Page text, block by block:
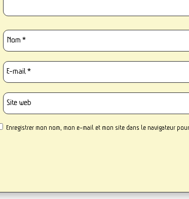
Enregistrer mon nom, mon e-mail et mon site dans le navigateur